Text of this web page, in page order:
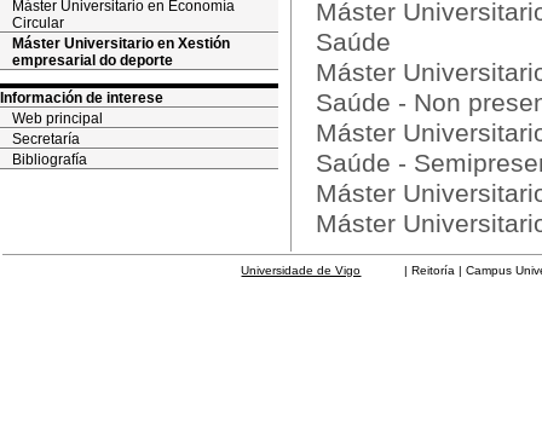
Máster Universitario en Economía
Circular
Máster Universitario en Xestión
empresarial do deporte
Información de interese
Web principal
Secretaría
Bibliografía
Máster
Saúde
Máster
Saúde - Non
Máster
Saúde -
Máster
Máster
Universidade de Vigo | Reitoría | Campus